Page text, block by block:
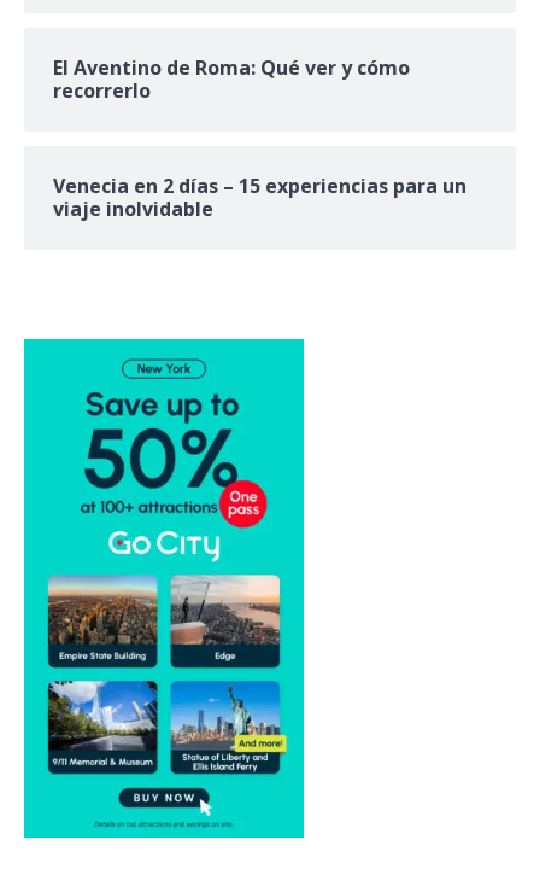
El Aventino de Roma: Qué ver y cómo
recorrerlo
Venecia en 2 días – 15 experiencias para un
viaje inolvidable